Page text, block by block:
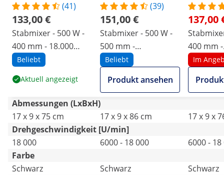
(41)
133,00 €
Stabmixer - 500 W -
400 mm - 18.000
U/min
Beliebt
Aktuell angezeigt
(39)
151,00 €
Stabmixer - 500 W -
500 mm -
einstellbare
Geschwindigkeit -
6000 bis 18 000
Beliebt
Produkt ansehen
137,00
400 mm -
- 6000
Im
Abmessungen (LxBxH)
17 x 9 x 75 cm
17 x 9 x 86 cm
17 x 9 x
Drehgeschwindigkeit [U/min]
18 000
6000 - 18 000
6000 - 18
Farbe
Schwarz
Schwarz
Schwarz